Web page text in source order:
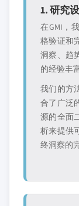
1. 研究
在GMI，
格验证和
洞察、趋
的经验丰
我们的方
合了广泛
源的全面
析来提供
终洞察的